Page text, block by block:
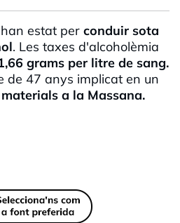
estat per conduir sota
. Les taxes d'alcoholèmia
grams per litre de sang.
de 47 anys implicat en un
a la Massana.